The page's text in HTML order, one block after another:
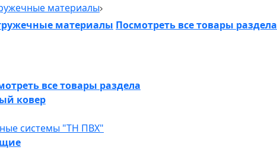
материалы
материалы Посмотреть все товары раздела
все товары раздела
ковер
системы "ТН ПВХ"